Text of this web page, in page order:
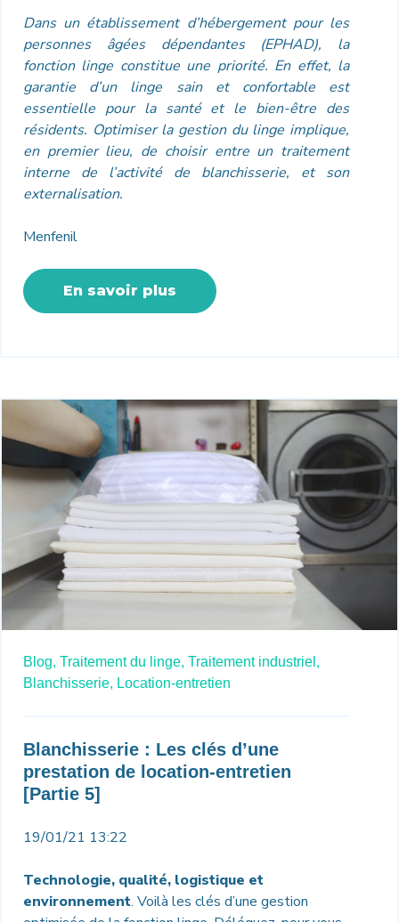
Dans un établissement d’hébergement pour les
personnes âgées dépendantes (EPHAD), la
fonction linge constitue une priorité. En effet, la
garantie d’un linge sain et confortable est
essentielle pour la santé et le bien-être des
résidents. Optimiser la gestion du linge implique,
en premier lieu, de choisir entre un traitement
interne de l’activité de blanchisserie, et son
externalisation.
Menfenil
En savoir plus
Blog, Traitement du linge, Traitement industriel,
Blanchisserie, Location-entretien
Blanchisserie : Les clés d’une
prestation de location-entretien
[Partie 5]
19/01/21 13:22
Technologie, qualité, logistique et
environnement. Voilà les clés d’une gestion